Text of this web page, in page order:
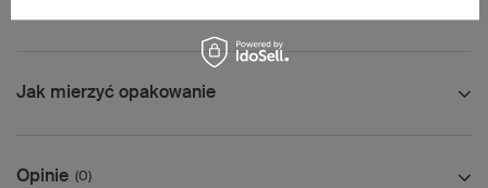
Jak mierzyć opakowanie
Opinie (0)